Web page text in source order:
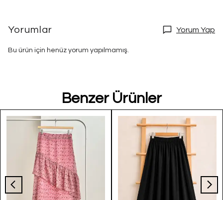
Yorumlar Yorum Yap
Bu ürün için henüz yorum yapılmamış.
Benzer Ürünler